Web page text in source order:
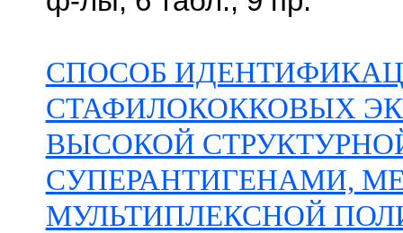
СПОСОБ
СТАФИЛОКОККОВЫХ
ВЫСОКОЙ
СУПЕРАНТИГЕНАМИ,
МУЛЬТИПЛЕКСНОЙ